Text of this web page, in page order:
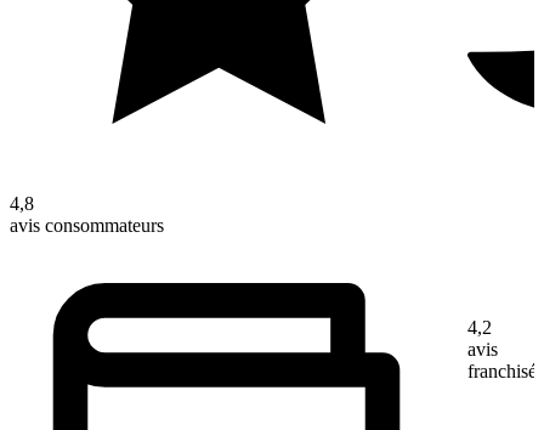
4,8
avis consommateurs
4,2
avis
franchisé